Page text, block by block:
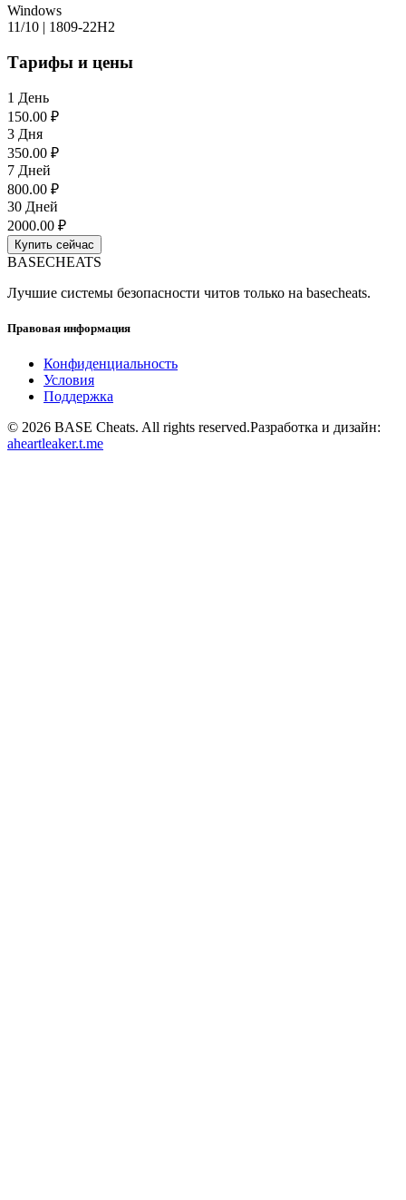
Windows
11/10 | 1809-22H2
Тарифы и цены
1 День
150.00 ₽
3 Дня
350.00 ₽
7 Дней
800.00 ₽
30 Дней
2000.00 ₽
Купить сейчас
BASECHEATS
Лучшие системы безопасности читов только на basecheats.
Правовая информация
Конфиденциальность
Условия
Поддержка
© 2026 BASE Cheats. All rights reserved.Разработка и дизайн:
aheartleaker.t.me